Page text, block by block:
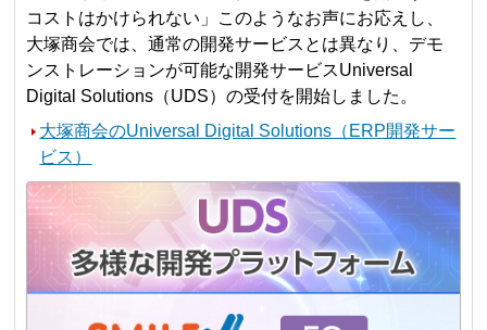
コストはかけられない」このようなお声にお応えし、
大塚商会では、通常の開発サービスとは異なり、デモ
ンストレーションが可能な開発サービスUniversal
Digital Solutions（UDS）の受付を開始しました。
大塚商会のUniversal Digital Solutions（ERP開発サー
ビス）